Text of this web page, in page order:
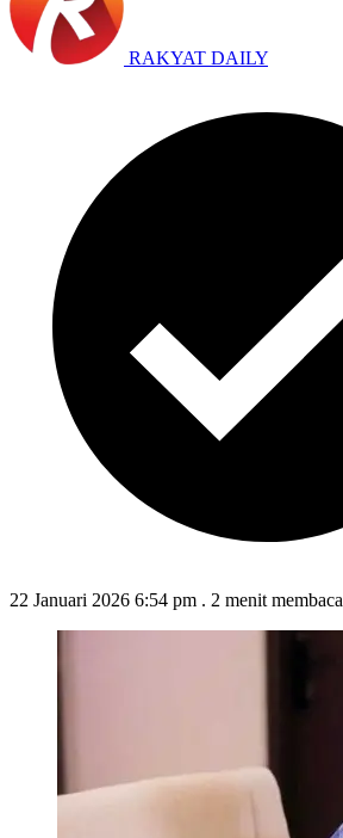
RAKYAT DAILY
22 Januari 2026 6:54 pm . 2 menit membaca